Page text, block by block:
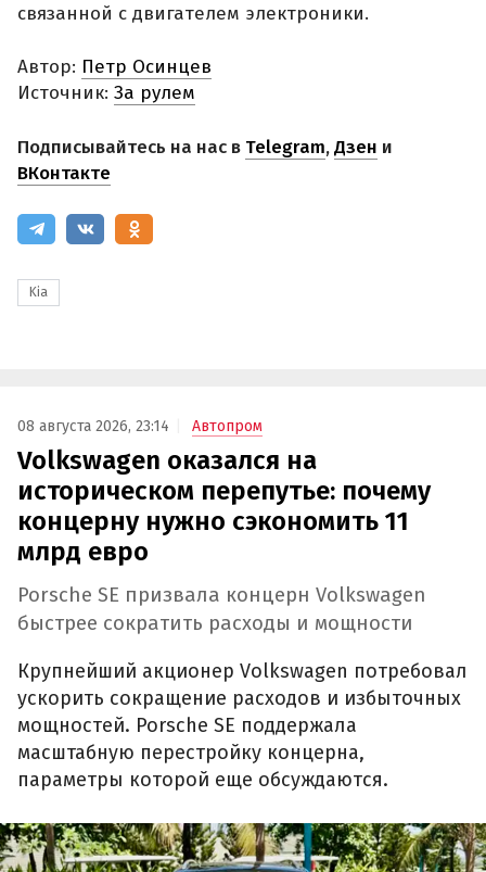
связанной с двигателем электроники.
Автор: Петр Осинцев
Источник: За рулем
Подписывайтесь на нас в Telegram,Дзен и
ВКонтакте
Kia
08 августа 2026, 23:14 Автопром
Volkswagen оказался на
историческом перепутье: почему
концерну нужно сэкономить 11
млрд евро
Porsche SE призвала концерн Volkswagen
быстрее сократить расходы и мощности
Крупнейший акционер Volkswagen потребовал
ускорить сокращение расходов и избыточных
мощностей. Porsche SE поддержала
масштабную перестройку концерна,
параметры которой еще обсуждаются.